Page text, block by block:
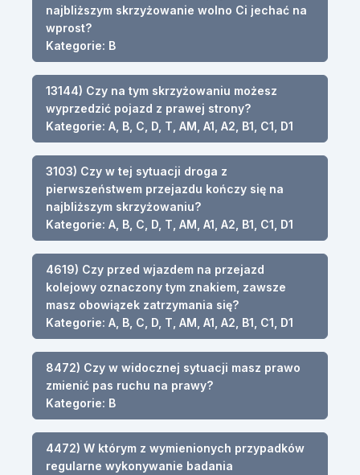
najbliższym skrzyżowanie wolno Ci jechać na
wprost?
Kategorie: B
13144) Czy na tym skrzyżowaniu możesz
wyprzedzić pojazd z prawej strony?
Kategorie: A, B, C, D, T, AM, A1, A2, B1, C1, D1
3103) Czy w tej sytuacji droga z
pierwszeństwem przejazdu kończy się na
najbliższym skrzyżowaniu?
Kategorie: A, B, C, D, T, AM, A1, A2, B1, C1, D1
4619) Czy przed wjazdem na przejazd
kolejowy oznaczony tym znakiem, zawsze
masz obowiązek zatrzymania się?
Kategorie: A, B, C, D, T, AM, A1, A2, B1, C1, D1
8472) Czy w widocznej sytuacji masz prawo
zmienić pas ruchu na prawy?
Kategorie: B
4472) W którym z wymienionych przypadków
regularne wykonywanie badania